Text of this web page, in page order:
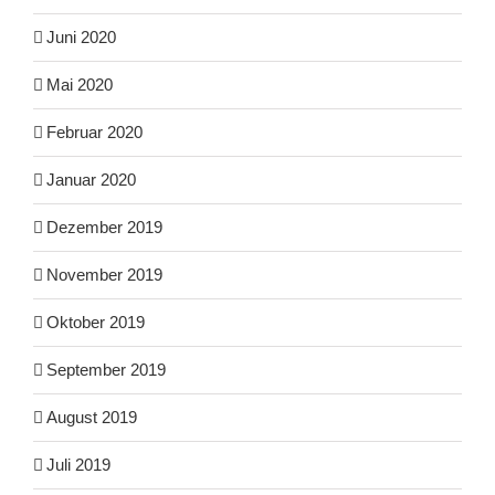
Juni 2020
Mai 2020
Februar 2020
Januar 2020
Dezember 2019
November 2019
Oktober 2019
September 2019
August 2019
Juli 2019